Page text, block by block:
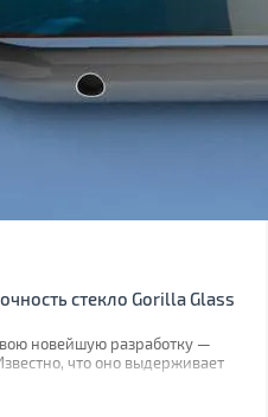
стекло Gorilla Glass
новейшую разработку —
что оно выдерживает
при фотосессиях